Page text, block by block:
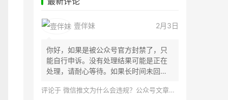
壹伴妹 2月3日
你好，如果是被公众号官方封禁了，只
能自行申诉。没有处理结果可能是正在
处理，请耐心等待。如果长时间未回
评论于 微信推文为什么会违规？公众号文章怎么检测是否违规？